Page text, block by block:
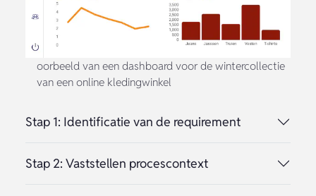
oorbeeld van een dashboard voor de wintercollectie
van een online kledingwinkel
Stap 1: Identificatie van de requirement
Stap 2: Vaststellen procescontext